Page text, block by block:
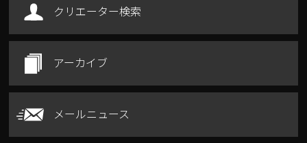
クリエーター検索
アーカイブ
メールニュース